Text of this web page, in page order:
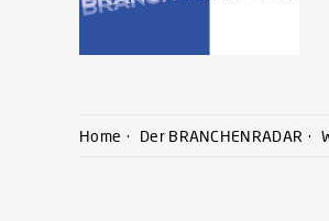
Home Der BRANCHENRADAR